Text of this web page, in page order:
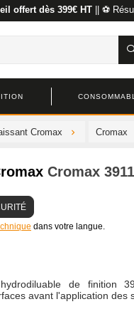
offert dès 399€ HT|| ⚽
Cromax Cromax
Cromax
dans votre langue.
de finition
avant l'application des